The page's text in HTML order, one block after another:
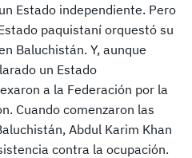
Estado independiente. Pero
paquistaní orquestó su
Baluchistán. Y, aunque
un Estado
a la Federación por la
Cuando comenzaron las
Abdul Karim Khan
contra la ocupación.